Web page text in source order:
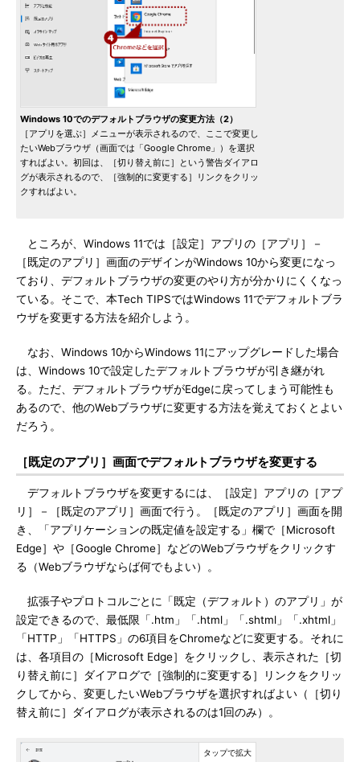
Windows 10でのデフォルトブラウザの変更方法（2）
［アプリを選ぶ］メニューが表示されるので、ここで変更し
たいWebブラウザ（画面では「Google Chrome」）を選択
すればよい。初回は、［切り替え前に］という警告ダイアロ
グが表示されるので、［強制的に変更する］リンクをクリッ
クすればよい。
ところが、Windows 11では［設定］アプリの［アプリ］－
［既定のアプリ］画面のデザインがWindows 10から変更になっ
ており、デフォルトブラウザの変更のやり方が分かりにくくなっ
ている。そこで、本Tech TIPSではWindows 11でデフォルトブラ
ウザを変更する方法を紹介しよう。
なお、Windows 10からWindows 11にアップグレードした場合
は、Windows 10で設定したデフォルトブラウザが引き継がれ
る。ただ、デフォルトブラウザがEdgeに戻ってしまう可能性も
あるので、他のWebブラウザに変更する方法を覚えておくとよい
だろう。
［既定のアプリ］画面でデフォルトブラウザを変更する
デフォルトブラウザを変更するには、［設定］アプリの［アプ
リ］－［既定のアプリ］画面で行う。［既定のアプリ］画面を開
き、「アプリケーションの既定値を設定する」欄で［Microsoft
Edge］や［Google Chrome］などのWebブラウザをクリックす
る（Webブラウザならば何でもよい）。
拡張子やプロトコルごとに「既定（デフォルト）のアプリ」が
設定できるので、最低限「.htm」「.html」「.shtml」「.xhtml」
「HTTP」「HTTPS」の6項目をChromeなどに変更する。それに
は、各項目の［Microsoft Edge］をクリックし、表示された［切
り替え前に］ダイアログで［強制的に変更する］リンクをクリッ
クしてから、変更したいWebブラウザを選択すればよい（［切り
替え前に］ダイアログが表示されるのは1回のみ）。